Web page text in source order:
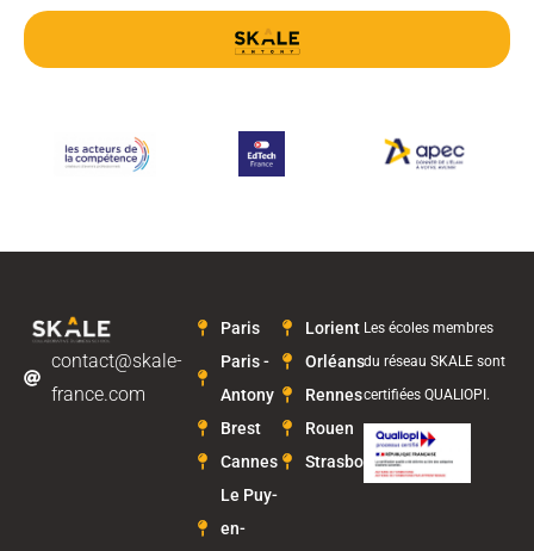
contact@skale-
france.com
Paris
Paris -
Antony
Brest
Cannes
Le Puy-
en-
Lorient
Orléans
Rennes
Rouen
Strasbourg
Les écoles membres
du réseau SKALE sont
certifiées QUALIOPI.